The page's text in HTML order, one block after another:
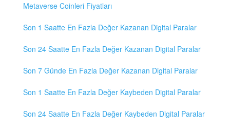
Metaverse Coinleri Fiyatları
Son 1 Saatte En Fazla Değer Kazanan Digital Paralar
Son 24 Saatte En Fazla Değer Kazanan Digital Paralar
Son 7 Günde En Fazla Değer Kazanan Digital Paralar
Son 1 Saatte En Fazla Değer Kaybeden Digital Paralar
Son 24 Saatte En Fazla Değer Kaybeden Digital Paralar